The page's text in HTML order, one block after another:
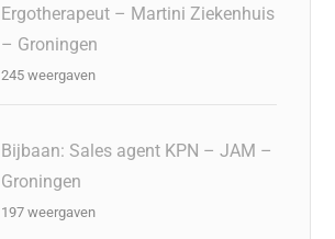
Ergotherapeut – Martini Ziekenhuis
– Groningen
245 weergaven
Bijbaan: Sales agent KPN – JAM –
Groningen
197 weergaven